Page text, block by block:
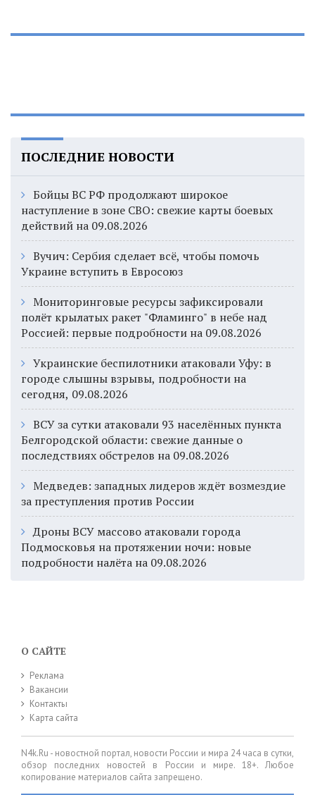
ПОСЛЕДНИЕ НОВОСТИ
Бойцы ВС РФ продолжают широкое
наступление в зоне СВО: свежие карты боевых
действий на 09.08.2026
Вучич: Сербия сделает всё, чтобы помочь
Украине вступить в Евросоюз
Мониторинговые ресурсы зафиксировали
полёт крылатых ракет "Фламинго" в небе над
Россией: первые подробности на 09.08.2026
Украинские беспилотники атаковали Уфу: в
городе слышны взрывы, подробности на
сегодня, 09.08.2026
ВСУ за сутки атаковали 93 населённых пункта
Белгородской области: свежие данные о
последствиях обстрелов на 09.08.2026
Медведев: западных лидеров ждёт возмездие
за преступления против России
Дроны ВСУ массово атаковали города
Подмосковья на протяжении ночи: новые
подробности налёта на 09.08.2026
О САЙТЕ
Реклама
Вакансии
Контакты
Карта сайта
N4k.Ru - новостной портал, новости России и мира 24 часа в сутки,
обзор последних новостей в России и мире. 18+. Любое
копирование материалов сайта запрещено.